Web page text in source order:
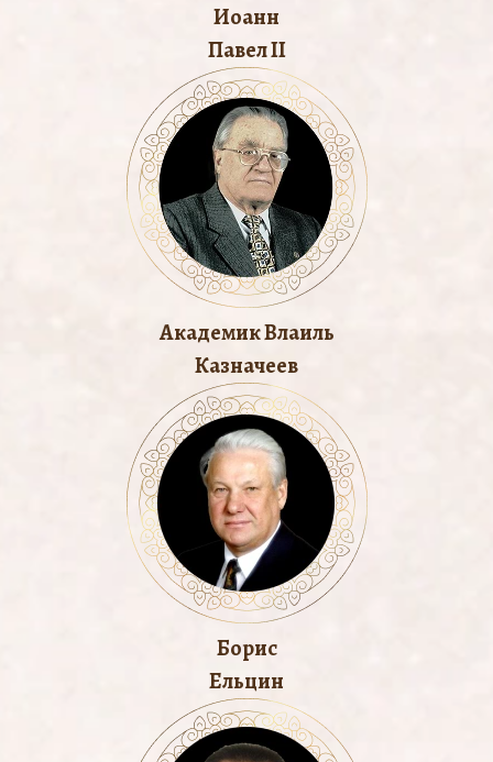
Иоанн
Павел II
Aкадемик Влаиль
Казначеев
Борис
Ельцин